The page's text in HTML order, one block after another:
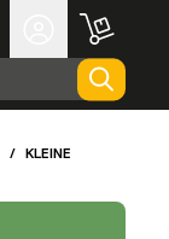
/ KLEINE